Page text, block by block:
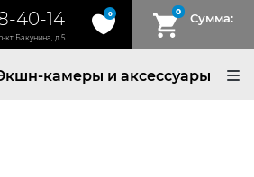
40-14
кт Бакунина, д.5
0 0 Сумма:
камеры и аксессуары